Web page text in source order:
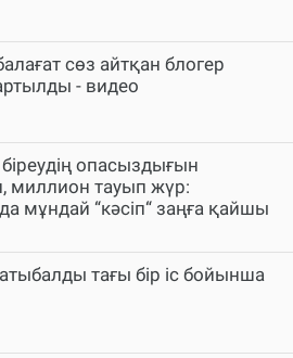
сөз айтқан блогер
- видео
опасыздығын
миллион тауып жүр:
мұндай “кәсіп“ заңға қайшы
тағы бір іс бойынша